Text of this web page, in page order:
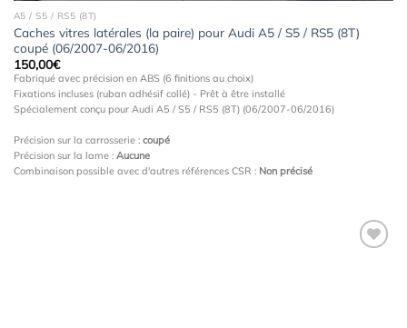
A5 / S5 / RS5 (8T)
Caches vitres latérales (la paire) pour Audi A5 / S5 / RS5 (8T)
coupé (06/2007-06/2016)
150,00€
Fabriqué avec précision en ABS (6 finitions au choix)
Fixations incluses (ruban adhésif collé) - Prêt à être installé
Spécialement conçu pour Audi A5 / S5 / RS5 (8T) (06/2007-06/2016)
Précision sur la carrosserie : coupé
Précision sur la lame : Aucune
Combinaison possible avec d'autres références CSR : Non précisé